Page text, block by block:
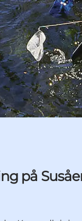
på